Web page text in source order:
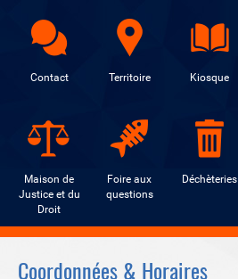
Contact Territoire Kiosque
Maison de
Justice et du
Droit
Foire aux
questions
Déchèteries
Coordonnées & Horaires